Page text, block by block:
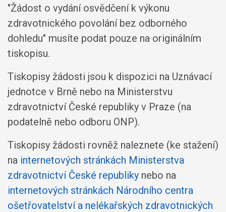
"Žádost o vydání osvědčení k výkonu
zdravotnického povolání bez odborného
dohledu" musíte podat pouze na originálním
tiskopisu.
Tiskopisy žádosti jsou k dispozici na Uznávací
jednotce v Brně nebo na Ministerstvu
zdravotnictví České republiky v Praze (na
podatelně nebo odboru ONP).
Tiskopisy žádosti rovněž naleznete (ke stažení)
na internetových stránkách Ministerstva
zdravotnictví České republiky nebo na
internetových stránkách Národního centra
ošetřovatelství a nelékařských zdravotnických